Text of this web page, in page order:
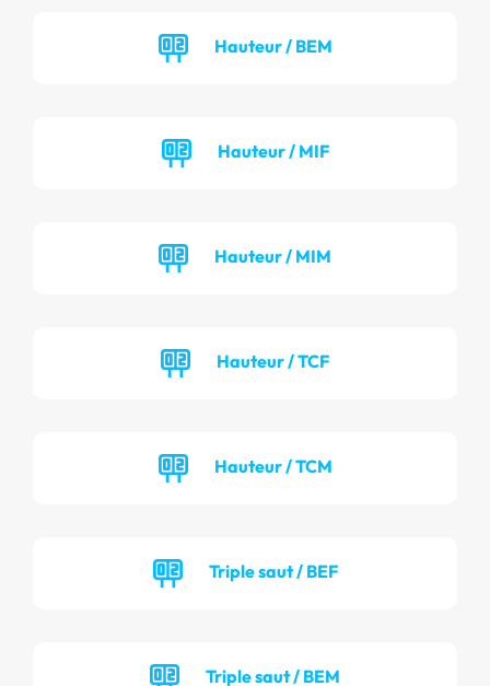
Hauteur / BEM
Hauteur / MIF
Hauteur / MIM
Hauteur / TCF
Hauteur / TCM
Triple saut / BEF
Triple saut / BEM